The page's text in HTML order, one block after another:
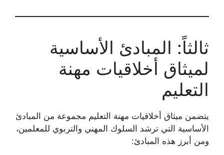
ثالثاً: المبادئ الأساسية
لميثاق أخلاقيات مهنة
التعليم
يتضمن ميثاق أخلاقيات مهنة التعليم مجموعة من المبادئ
الأساسية التي ترشد السلوك المهني والتربوي للمعلمين،
ومن أبرز هذه المبادئ: